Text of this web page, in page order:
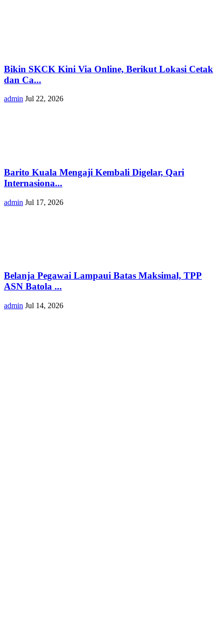
Bikin SKCK Kini Via Online, Berikut Lokasi Cetak
dan Ca...
admin Jul 22, 2026
Barito Kuala Mengaji Kembali Digelar, Qari
Internasiona...
admin Jul 17, 2026
Belanja Pegawai Lampaui Batas Maksimal, TPP
ASN Batola ...
admin Jul 14, 2026